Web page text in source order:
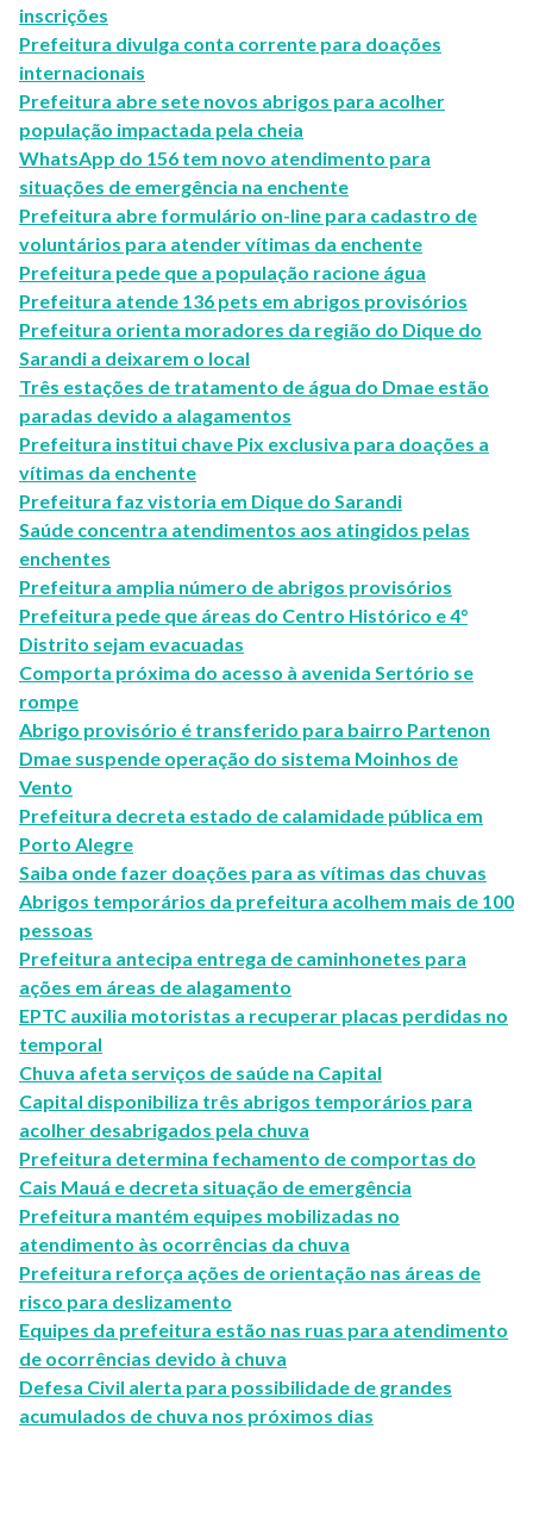
inscrições
Prefeitura divulga conta corrente para doações
internacionais
Prefeitura abre sete novos abrigos para acolher
população impactada pela cheia
WhatsApp do 156 tem novo atendimento para
situações de emergência na enchente
Prefeitura abre formulário on-line para cadastro de
voluntários para atender vítimas da enchente
Prefeitura pede que a população racione água
Prefeitura atende 136 pets em abrigos provisórios
Prefeitura orienta moradores da região do Dique do
Sarandi a deixarem o local
Três estações de tratamento de água do Dmae estão
paradas devido a alagamentos
Prefeitura institui chave Pix exclusiva para doações a
vítimas da enchente
Prefeitura faz vistoria em Dique do Sarandi
Saúde concentra atendimentos aos atingidos pelas
enchentes
Prefeitura amplia número de abrigos provisórios
Prefeitura pede que áreas do Centro Histórico e 4°
Distrito sejam evacuadas
Comporta próxima do acesso à avenida Sertório se
rompe
Abrigo provisório é transferido para bairro Partenon
Dmae suspende operação do sistema Moinhos de
Vento
Prefeitura decreta estado de calamidade pública em
Porto Alegre
Saiba onde fazer doações para as vítimas das chuvas
Abrigos temporários da prefeitura acolhem mais de 100
pessoas
Prefeitura antecipa entrega de caminhonetes para
ações em áreas de alagamento
EPTC auxilia motoristas a recuperar placas perdidas no
temporal
Chuva afeta serviços de saúde na Capital
Capital disponibiliza três abrigos temporários para
acolher desabrigados pela chuva
Prefeitura determina fechamento de comportas do
Cais Mauá e decreta situação de emergência
Prefeitura mantém equipes mobilizadas no
atendimento às ocorrências da chuva
Prefeitura reforça ações de orientação nas áreas de
risco para deslizamento
Equipes da prefeitura estão nas ruas para atendimento
de ocorrências devido à chuva
Defesa Civil alerta para possibilidade de grandes
acumulados de chuva nos próximos dias